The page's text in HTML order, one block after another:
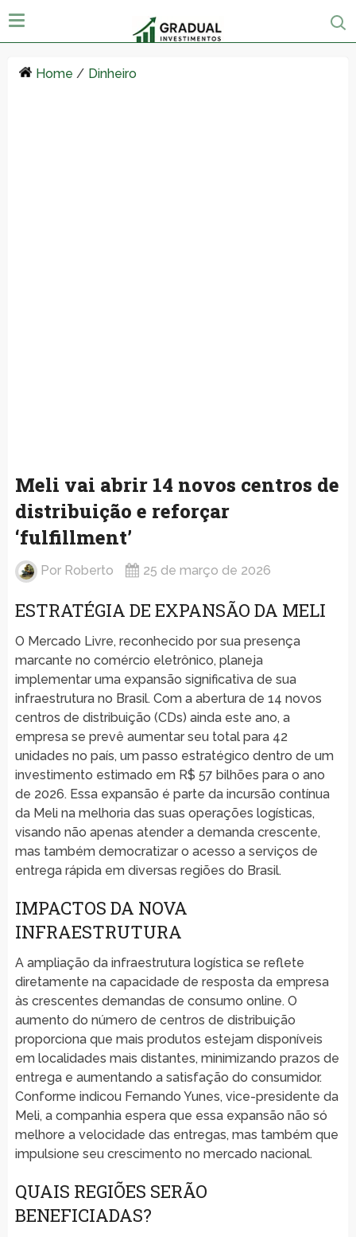
Home / Dinheiro
Meli vai abrir 14 novos centros de
distribuição e reforçar
‘fulfillment’
Por Roberto 25 de março de 2026
ESTRATÉGIA DE EXPANSÃO DA MELI
O Mercado Livre, reconhecido por sua presença
marcante no comércio eletrônico, planeja
implementar uma expansão significativa de sua
infraestrutura no Brasil. Com a abertura de 14 novos
centros de distribuição (CDs) ainda este ano, a
empresa se prevê aumentar seu total para 42
unidades no país, um passo estratégico dentro de um
investimento estimado em R$ 57 bilhões para o ano
de 2026. Essa expansão é parte da incursão contínua
da Meli na melhoria das suas operações logísticas,
visando não apenas atender a demanda crescente,
mas também democratizar o acesso a serviços de
entrega rápida em diversas regiões do Brasil.
IMPACTOS DA NOVA
INFRAESTRUTURA
A ampliação da infraestrutura logística se reflete
diretamente na capacidade de resposta da empresa
às crescentes demandas de consumo online. O
aumento do número de centros de distribuição
proporciona que mais produtos estejam disponíveis
em localidades mais distantes, minimizando prazos de
entrega e aumentando a satisfação do consumidor.
Conforme indicou Fernando Yunes, vice-presidente da
Meli, a companhia espera que essa expansão não só
melhore a velocidade das entregas, mas também que
impulsione seu crescimento no mercado nacional.
QUAIS REGIÕES SERÃO
BENEFICIADAS?